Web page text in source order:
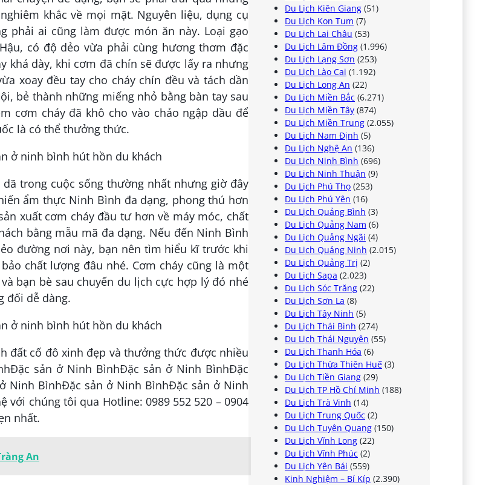
khắc về mọi mặt. Nguyên liệu, dụng cụ
phải ai cũng làm được món ăn này. Loại gạo
có độ dẻo vừa phải cùng hương thơm đặc
khá dày, khi cơm đã chín sẽ được lấy ra nhưng
xoay đều tay cho cháy chín đều và tách dần
bẻ thành những miếng nhỏ bằng bàn tay sau
cơm cháy đã khô cho vào chảo ngập dầu để
là có thể thưởng thức.
trong cuộc sống thường nhất nhưng giờ đây
ẩm thực Ninh Bình đa dạng, phong thú hơn
xuất cơm cháy đầu tư hơn về máy móc, chất
bằng mẫu mã đa dạng. Nếu đến Ninh Bình
đường nơi này, bạn nên tìm hiểu kĩ trước khi
chất lượng đâu nhé. Cơm cháy cũng là một
bạn bè sau chuyến du lịch cực hợp lý đó nhé
đối dễ dàng.
đất cố đô xinh đẹp và thưởng thức được nhiều
sản ở Ninh BìnhĐặc sản ở Ninh BìnhĐặc
Ninh BìnhĐặc sản ở Ninh BìnhĐặc sản ở Ninh
chúng tôi qua Hotline: 0989 552 520 – 0904
nhất.
An
Du Lịch Kiên Giang (51)
Du Lịch Kon Tum (7)
Du Lịch Lai Châu (53)
Du Lịch Lâm Đồng (1.996)
Du Lịch Lạng Sơn (253)
Du Lịch Lào Cai (1.192)
Du Lịch Long An (22)
Du Lịch Miền Bắc (6.271)
Du Lịch Miền Tây (874)
Du Lịch Miền Trung (2.055)
Du Lịch Nam Định (5)
Du Lịch Nghệ An (136)
Du Lịch Ninh Bình (696)
Du Lịch Ninh Thuận (9)
Du Lịch Phú Thọ (253)
Du Lịch Phú Yên (16)
Du Lịch Quảng Bình (3)
Du Lịch Quảng Nam (6)
Du Lịch Quảng Ngãi (4)
Du Lịch Quảng Ninh (2.015)
Du Lịch Quảng Trị (2)
Du Lịch Sapa (2.023)
Du Lịch Sóc Trăng (22)
Du Lịch Sơn La (8)
Du Lịch Tây Ninh (5)
Du Lịch Thái Bình (274)
Du Lịch Thái Nguyên (55)
Du Lịch Thanh Hóa (6)
Du Lịch Thừa Thiên Huế (3)
Du Lịch Tiền Giang (29)
Du Lịch TP Hồ Chí Minh (188)
Du Lịch Trà Vinh (14)
Du Lịch Trung Quốc (2)
Du Lịch Tuyên Quang (150)
Du Lịch Vĩnh Long (22)
Du Lịch Vĩnh Phúc (2)
Du Lịch Yên Bái (559)
Kinh Nghiệm – Bí Kíp (2.390)